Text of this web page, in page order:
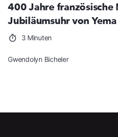
400 Jahre
Jubiläumsuhr von Yema
3 Minuten
Gwendolyn Bicheler